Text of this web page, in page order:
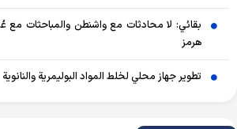
بقائي: لا محادثات مع واشنطن والمباحثات
هرمز
تطوير جهاز محلي لخلط المواد البوليمرية والنانوية